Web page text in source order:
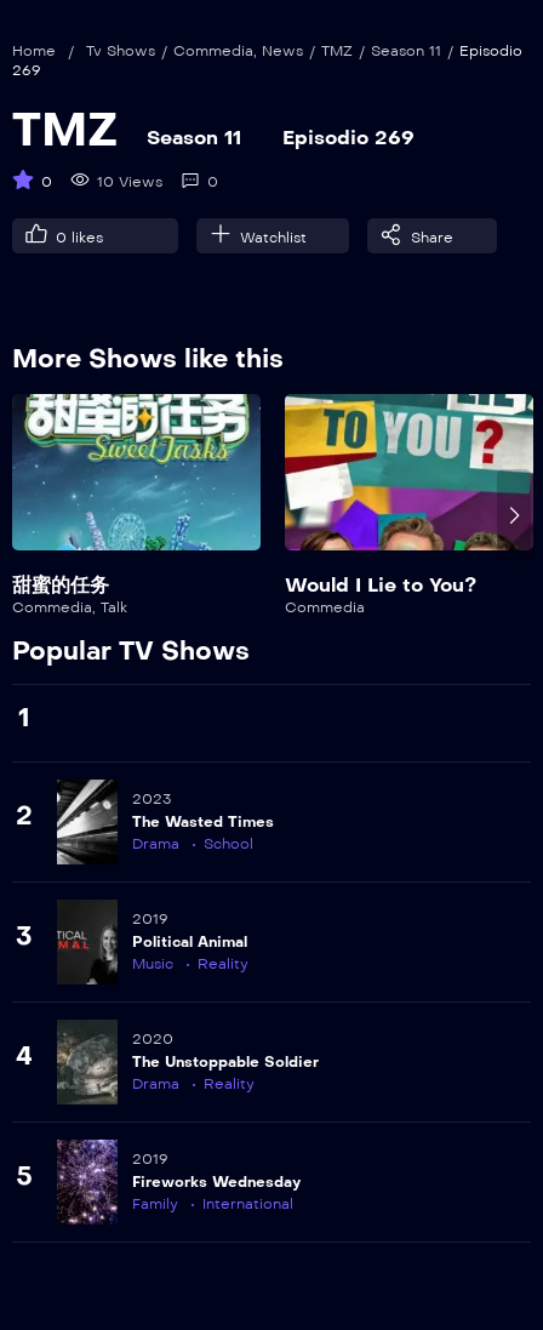
Episodio 275
277
Episodio 278
279
Episodio 279
280
Episodio 280
281
Episodio 281
282
Episodio 282
Episodio 283
284
Episodio 284
285
Episodio 285
286
Episodio 286
287
Episodio 287
288
Episodio 288
289
Home / Tv Shows / Commedia, News / TMZ / Season 11 / Episodio
269
TMZ Season 11 Episodio 269
0 10 Views 0
0 likes Watchlist Share
More Shows like this
甜蜜的任务
Commedia, Talk
Would I Lie to You?
Commedia
Popular TV Shows
1
2
2023
The Wasted Times
Drama
School
3
2019
Political Animal
Music
Reality
4
2020
The Unstoppable Soldier
Drama
Reality
5
2019
Fireworks Wednesday
Family
International